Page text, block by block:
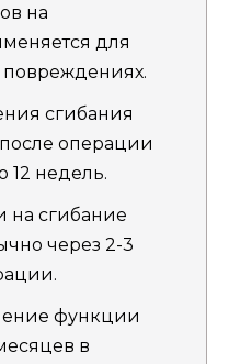
на
для
сгибания
после операции
12 недель.
на сгибание
через 2-3
функции
в